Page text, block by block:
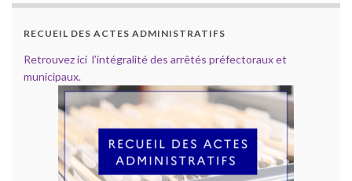
RECUEIL DES ACTES ADMINISTRATIFS
Retrouvez ici l’intégralité des arrêtés préfectoraux et
municipaux.